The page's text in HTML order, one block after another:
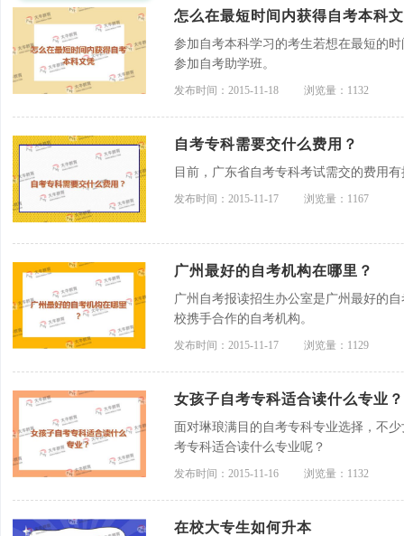
怎么在最短时间内获得自考本科
参加自考本科学习的考生若想在最短的
参加自考助学班。
发布时间：2015-11-18 浏览量：1132
自考专科需要交什么费用？
目前，广东省自考专科考试需交的费用
发布时间：2015-11-17 浏览量：1167
广州最好的自考机构在哪里？
广州自考报读招生办公室是广州最好的
校携手合作的自考机构。
发布时间：2015-11-17 浏览量：1129
女孩子自考专科适合读什么专业？
面对琳琅满目的自考专科专业选择，不
考专科适合读什么专业呢？
发布时间：2015-11-16 浏览量：1132
在校大专生如何升本